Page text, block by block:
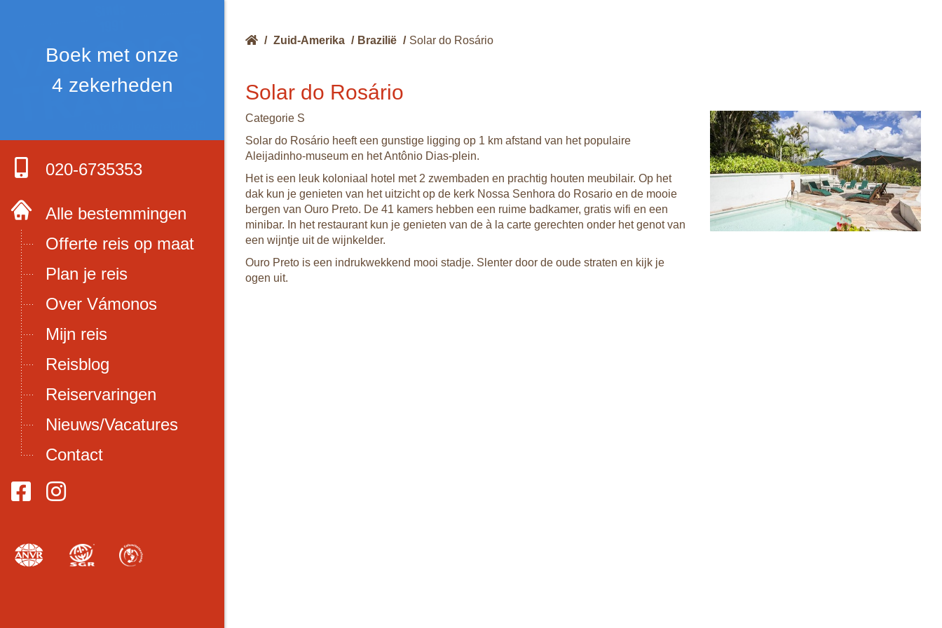
Boek met onze
4 zekerheden
020-6735353
Alle bestemmingen
Offerte reis op maat
Plan je reis
Over Vámonos
Mijn reis
Reisblog
Reiservaringen
Nieuws/Vacatures
Contact
/ Zuid-Amerika / Brazilië / Solar do Rosário
Solar do Rosário
Categorie S
Solar do Rosário heeft een gunstige ligging op 1 km afstand van het populaire
Aleijadinho-museum en het Antônio Dias-plein.
Het is een leuk koloniaal hotel met 2 zwembaden en prachtig houten meubilair. Op het
dak kun je genieten van het uitzicht op de kerk Nossa Senhora do Rosario en de mooie
bergen van Ouro Preto. De 41 kamers hebben een ruime badkamer, gratis wifi en een
minibar. In het restaurant kun je genieten van de à la carte gerechten onder het genot van
een wijntje uit de wijnkelder.
Ouro Preto is een indrukwekkend mooi stadje. Slenter door de oude straten en kijk je
ogen uit.